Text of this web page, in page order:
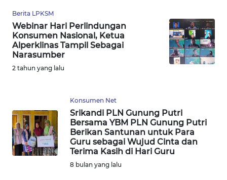
Berita LPKSM
Webinar Hari Perlindungan
Konsumen Nasional, Ketua
Alperklinas Tampil Sebagai
Narasumber
2 tahun yang lalu
Konsumen Net
Srikandi PLN Gunung Putri
Bersama YBM PLN Gunung Putri
Berikan Santunan untuk Para
Guru sebagai Wujud Cinta dan
Terima Kasih di Hari Guru
8 bulan yang lalu
WN
NTT
WN
KEPRI
WN
PAPUA
BARAT